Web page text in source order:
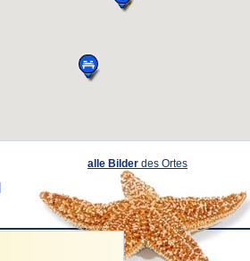
alle Bilder des Ortes